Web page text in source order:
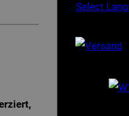
Select